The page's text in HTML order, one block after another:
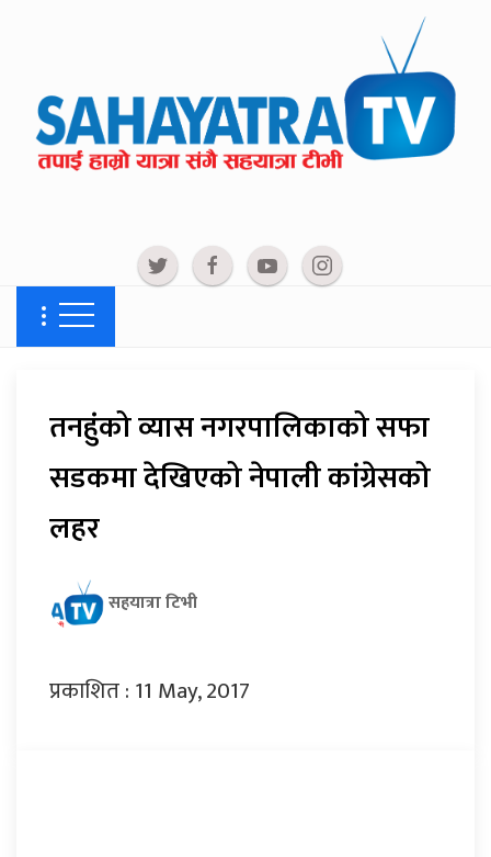
तनहुंको व्यास नगरपालिकाको सफा
सडकमा देखिएको नेपाली कांग्रेसको
लहर
सहयात्रा टिभी
प्रकाशित : 11 May, 2017